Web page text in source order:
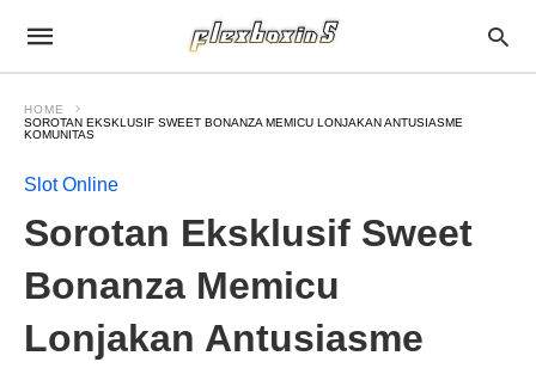
HOME
SOROTAN EKSKLUSIF SWEET BONANZA MEMICU LONJAKAN ANTUSIASME
KOMUNITAS
Slot Online
Sorotan Eksklusif Sweet
Bonanza Memicu
Lonjakan Antusiasme